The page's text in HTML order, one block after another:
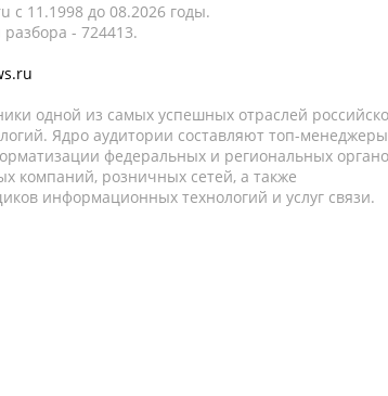
c 11.1998 до 08.2026 годы.
- 724413.
одной из самых успешных отраслей
Ядро аудитории составляют топ-
федеральных и региональных
компаний, розничных сетей, а также
информационных технологий и услуг связи.